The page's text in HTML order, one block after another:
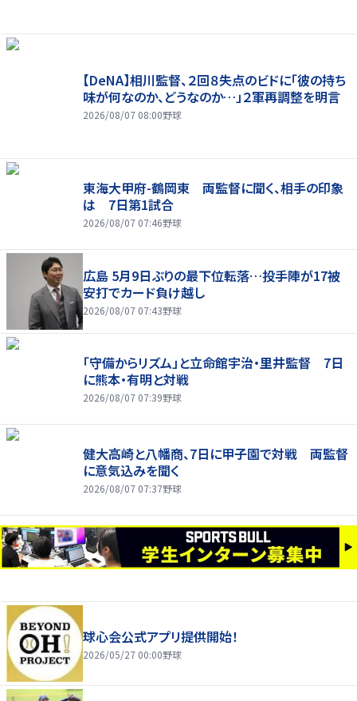
【DeNA】相川監督、２回８失点のビドに「彼の持ち
味が何なのか、どうなのか…」２軍再調整を明言
2026/08/07 08:00野球
東海大甲府-鶴岡東 両監督に聞く、相手の印象
は 7日第1試合
2026/08/07 07:46野球
広島 5月9日ぶりの最下位転落…投手陣が17被
安打でカード負け越し
2026/08/07 07:43野球
「守備からリズム」と立命館宇治・里井監督 7日
に熊本・有明と対戦
2026/08/07 07:39野球
健大高崎と八幡商、7日に甲子園で対戦 両監督
に意気込みを聞く
2026/08/07 07:37野球
球心会公式アプリ提供開始！
2026/05/27 00:00野球